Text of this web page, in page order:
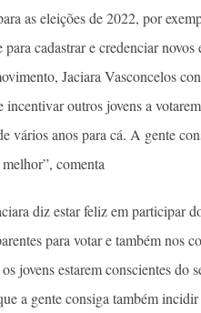
as eleições de 2022, por
cadastrar e credenciar
Jaciara Vasconcelos
outros jovens a
vários anos para cá. A gente
comenta
diz estar feliz em participar
para votar e também nos
jovens estarem conscientes do
a gente consiga também